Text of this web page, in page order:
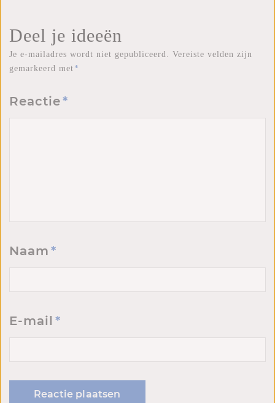
Deel je ideeën
Je e-mailadres wordt niet gepubliceerd.
Vereiste velden zijn
gemarkeerd met*
Reactie*
Naam*
E-mail*